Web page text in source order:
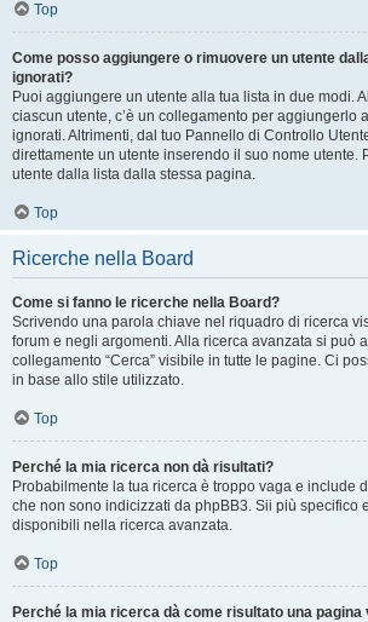
Top
Come posso aggiungere o rimuovere un utente
ignorati?
Puoi aggiungere un utente alla tua lista in due modi.
ciascun utente, c’è un collegamento per aggiungerlo
ignorati. Altrimenti, dal tuo Pannello di Controllo
direttamente un utente inserendo il suo nome utente.
utente dalla lista dalla stessa pagina.
Top
Ricerche nella Board
Come si fanno le ricerche nella Board?
Scrivendo una parola chiave nel riquadro di ricerca
forum e negli argomenti. Alla ricerca avanzata si può
collegamento “Cerca” visibile in tutte le pagine. Ci
in base allo stile utilizzato.
Top
Perché la mia ricerca non dà risultati?
Probabilmente la tua ricerca è troppo vaga e include
che non sono indicizzati da phpBB3. Sii più specifico
disponibili nella ricerca avanzata.
Top
Perché la mia ricerca dà come risultato una pagina